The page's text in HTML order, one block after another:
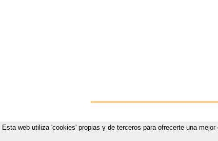
Esta web utiliza 'cookies' propias y de terceros para ofrecerte una